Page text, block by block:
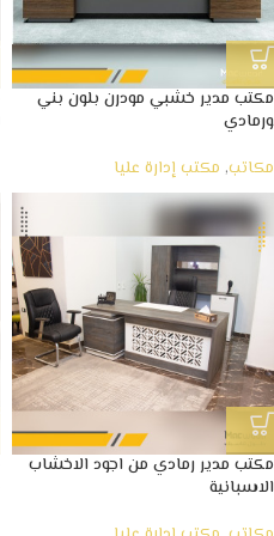
مكتب مدير خشبي مودرن بلون بني
ورمادي
مكاتب, مكتب إدارة عليا
مكتب مدير رمادي من اجود الاخشاب
الاسبانية